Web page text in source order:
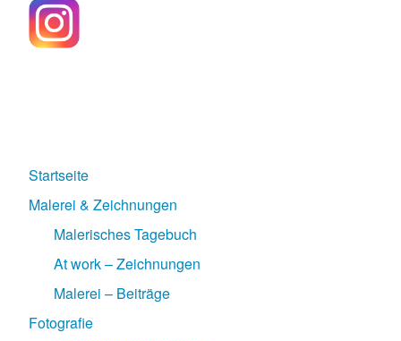
Startseite
Malerei & Zeichnungen
Malerisches Tagebuch
At work – Zeichnungen
Malerei – Beiträge
Fotografie